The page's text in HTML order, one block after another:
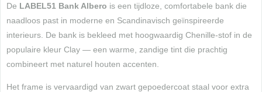
De LABEL51 Bank Albero is een tijdloze, comfortabele bank die
naadloos past in moderne en Scandinavisch geïnspireerde
interieurs. De bank is bekleed met hoogwaardig Chenille-stof in de
populaire kleur Clay — een warme, zandige tint die prachtig
combineert met naturel houten accenten.
Het frame is vervaardigd van zwart gepoedercoat staal voor extra